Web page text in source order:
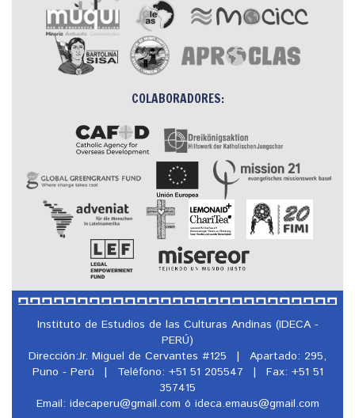
COLABORADORES:
Instituto de Estudios de las Culturas Andinas (IDECA -
PERÚ)
Dirección:Jr. Miguel de Cervantes #125
|
Apartado: 295,
Puno - Perú
| Teléfono: +51 51 205547 |
Fax: +51 51
357415
Email: idecaperu@gmail.com ó ideca.emaus@gmail.com